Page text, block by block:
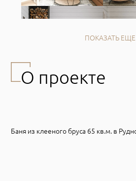
ПОКАЗАТЬ ЕЩЕ
О проекте